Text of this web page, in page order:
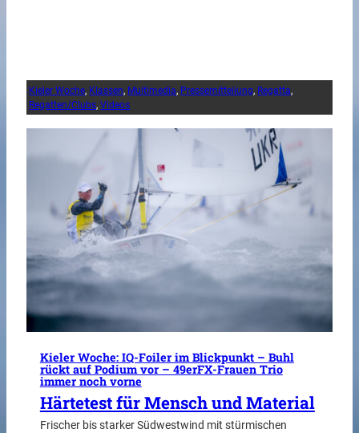
Kieler Woche, Klassen, Multimedia, Pressemitteilung, Regatta
Regatten/Clubs, Videos
Kieler Woche: IQ-Foiler im Blickpunkt – Buhl
rückt auf Podium vor – 49erFX-Frauen Trio
immer noch vorne
Härtetest für Mensch und Material
Frischer bis starker Südwestwind mit stürmischen